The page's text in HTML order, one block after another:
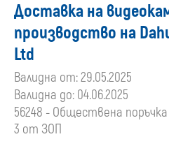
Доставка на
производство на
Ltd
Валидна от: 29.05.2025
Валидна до: 04.06.2025
56248 - Обществена поръчка
3 от ЗОП